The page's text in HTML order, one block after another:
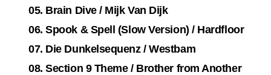
05. Brain Dive / Mijk Van Dijk
06. Spook & Spell (Slow Version) / Hardfloor
07. Die Dunkelsequenz / Westbam
08. Section 9 Theme / Brother from Another